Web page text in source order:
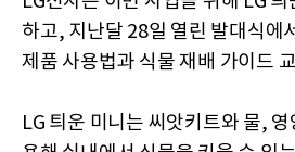
하고, 지난달 28일 열린 발대식에
제품 사용법과 식물 재배 가이드
LG 틔운 미니는 씨앗키트와 물,